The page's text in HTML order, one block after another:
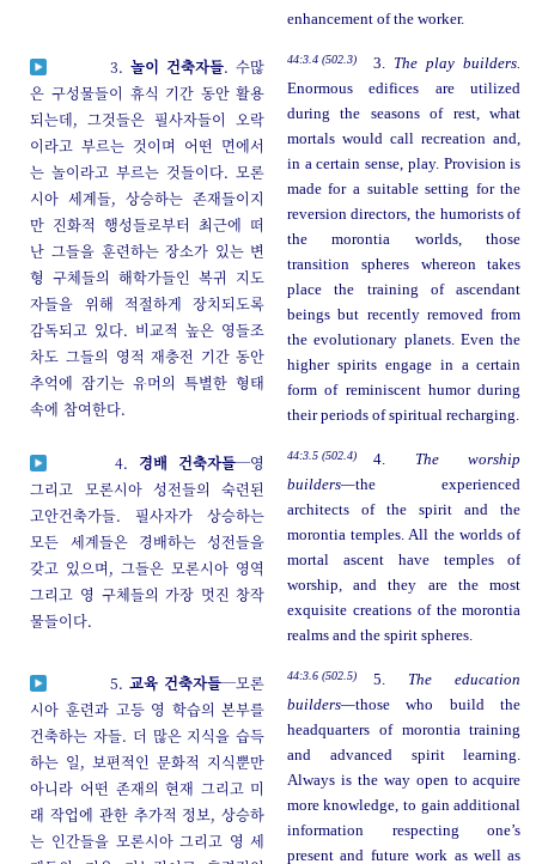
enhancement of the worker.
3.놀이 건축자들. 수많
은 구성물들이 휴식 기간 동안 활용
되는데, 그것들은 필사자들이 오락
이라고 부르는 것이며 어떤 면에서
는 놀이라고 부르는 것들이다. 모론
시아 세계들, 상승하는 존재들이지
만 진화적 행성들로부터 최근에 떠
난 그들을 훈련하는 장소가 있는 변
형 구체들의 해학가들인 복귀 지도
자들을 위해 적절하게 장치되도록
감독되고 있다. 비교적 높은 영들조
차도 그들의 영적 재충전 기간 동안
추억에 잠기는 유머의 특별한 형태
속에 참여한다.
44:3.4 (502.3) 3. The play builders.
Enormous edifices are utilized
during the seasons of rest, what
mortals would call recreation and,
in a certain sense, play. Provision is
made for a suitable setting for the
reversion directors, the humorists of
the morontia worlds, those
transition spheres whereon takes
place the training of ascendant
beings but recently removed from
the evolutionary planets. Even the
higher spirits engage in a certain
form of reminiscent humor during
their periods of spiritual recharging.
4. 경배 건축자들─영
그리고 모론시아 성전들의 숙련된
고안건축가들. 필사자가 상승하는
모든 세계들은 경배하는 성전들을
갖고 있으며, 그들은 모론시아 영역
그리고 영 구체들의 가장 멋진 창작
물들이다.
44:3.5 (502.4) 4. The worship
builders—the experienced
architects of the spirit and the
morontia temples. All the worlds of
mortal ascent have temples of
worship, and they are the most
exquisite creations of the morontia
realms and the spirit spheres.
5. 교육 건축자들─모론
시아 훈련과 고등 영 학습의 본부를
건축하는 자들. 더 많은 지식을 습득
하는 일, 보편적인 문화적 지식뿐만
아니라 어떤 존재의 현재 그리고 미
래 작업에 관한 추가적 정보, 상승하
는 인간들을 모론시아 그리고 영 세
44:3.6 (502.5) 5. The education
builders—those who build the
headquarters of morontia training
and advanced spirit learning.
Always is the way open to acquire
more knowledge, to gain additional
information respecting one’s
present and future work as well as